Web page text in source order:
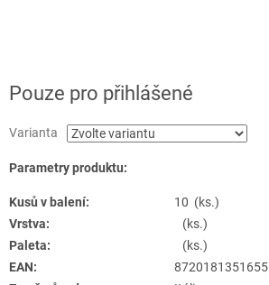
Pouze pro přihlášené
Varianta
Parametry produktu:
Kusů v balení:
10 (ks.)
Vrstva:
(ks.)
Paleta:
(ks.)
EAN:
8720181351655